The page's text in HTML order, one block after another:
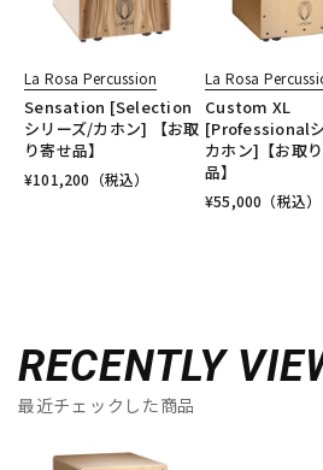
La Rosa Percussion
Sensation [Selection
シリーズ/カホン] 【お取
り寄せ品】
¥101,200 （税込）
La Rosa
Custom XL
[Professional
カホン]【お取
品】
¥55,000 （税込）
RECENTLY
最近チェックした商品